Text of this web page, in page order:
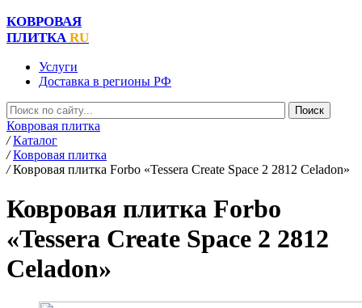
КОВРОВАЯ
ПЛИТКА RU
Услуги
Доставка в регионы РФ
Ковровая плитка
/ Каталог
/ Ковровая плитка
/ Ковровая плитка Forbo «Tessera Create Space 2 2812 Celadon»
Ковровая плитка Forbo
«Tessera Create Space 2 2812
Celadon»